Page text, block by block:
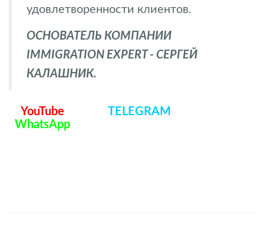
удовлетворенности клиентов.
ОСНОВАТЕЛЬ КОМПАНИИ
IMMIGRATION EXPERT - СЕРГЕЙ
КАЛАШНИК.
YouTube
TELEGRAM
WhatsApp